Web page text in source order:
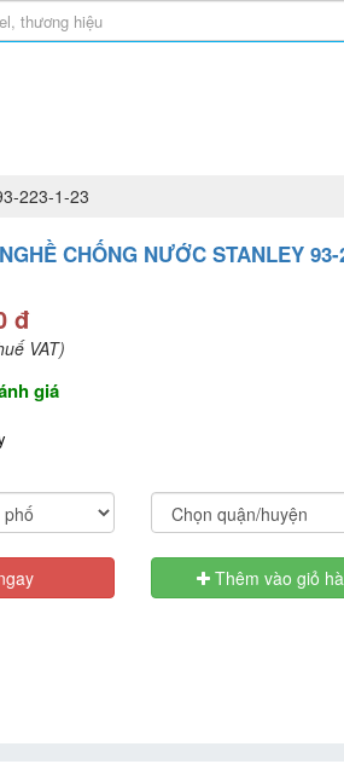
223-1-23
CHỐNG NƯỚC STANLEY 93-
đ
VAT)
giá
Thêm vào giỏ